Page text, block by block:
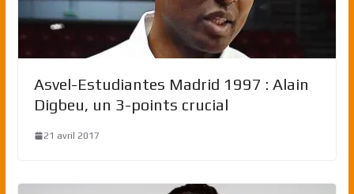
Asvel-Estudiantes Madrid 1997 : Alain
Digbeu, un 3-points crucial
21 avril 2017